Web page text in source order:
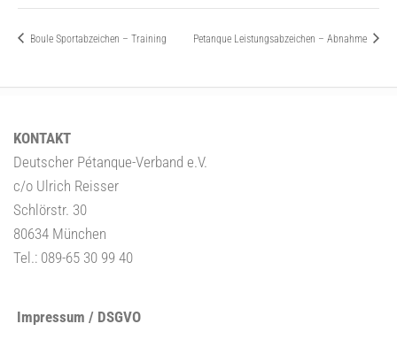
Boule Sportabzeichen – Training Petanque Leistungsabzeichen – Abnahme
KONTAKT
Deutscher Pétanque-Verband e.V.
c/o Ulrich Reisser
Schlörstr. 30
80634 München
Tel.: 089-65 30 99 40
Impressum / DSGVO